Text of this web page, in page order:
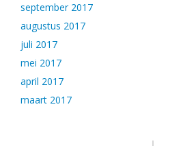
september 2017
augustus 2017
juli 2017
mei 2017
april 2017
maart 2017